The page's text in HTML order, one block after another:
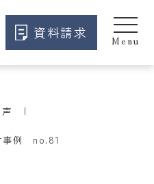
資料請求
事例 no.81